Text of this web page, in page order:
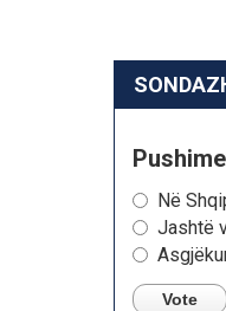
Në
Jashtë
Vote